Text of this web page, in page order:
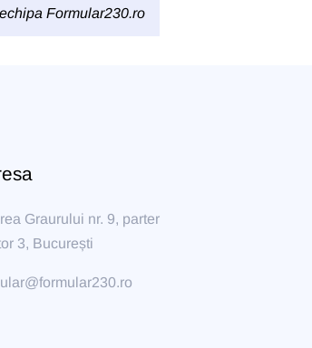
Formular230.ro
Graurului nr. 9, parter
3, București